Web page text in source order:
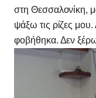
στη Θεσσαλονίκη,
ψάξω τις ρίζες
φοβήθηκα. Δεν ξέρω